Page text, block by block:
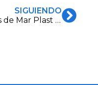
SIGUIENDO
Dosificadores de jabón para baños públicos: consejos de Mar Plast para elegir el mejor